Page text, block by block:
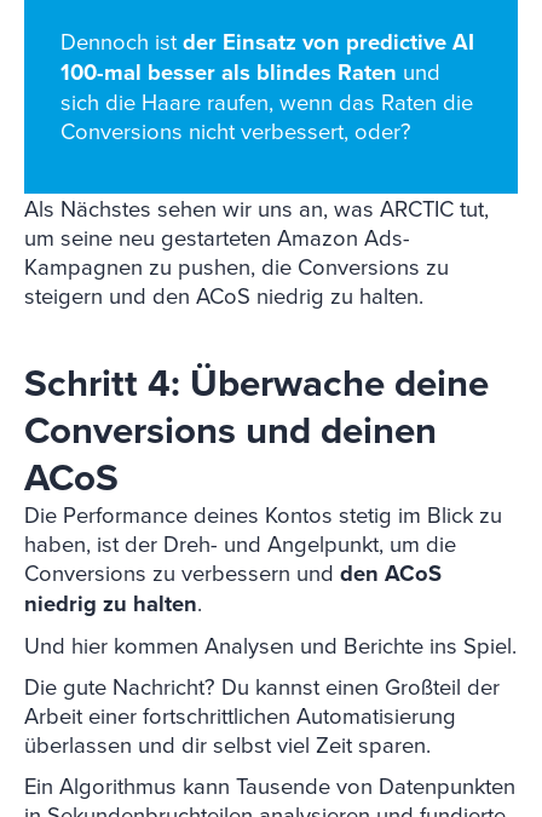
Dennoch istder Einsatz von predictive AI
100-mal besser als blindes Raten und
sich die Haare raufen, wenn das Raten die
Conversions nicht verbessert, oder?
Als Nächstes sehen wir uns an, was ARCTIC tut,
um seine neu gestarteten Amazon Ads-
Kampagnen zu pushen, die Conversions zu
steigern und den ACoS niedrig zu halten.
Schritt 4: Überwache deine
Conversions und deinen
ACoS
Die Performance deines Kontos stetig im Blick zu
haben, ist der Dreh- und Angelpunkt, um die
Conversions zu verbessern und den ACoS
niedrig zu halten.
Und hier kommen Analysen und Berichte ins Spiel.
Die gute Nachricht? Du kannst einen Großteil der
Arbeit einer fortschrittlichen Automatisierung
überlassen und dir selbst viel Zeit sparen.
Ein Algorithmus kann Tausende von Datenpunkten